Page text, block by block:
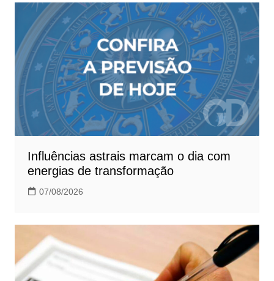
Influências astrais marcam o dia com
energias de transformação
07/08/2026